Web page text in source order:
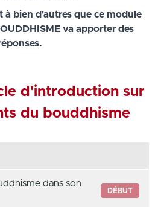
à bien d'autres que ce module
va apporter des
d'introduction sur
du bouddhisme
dans son
DÉBUT